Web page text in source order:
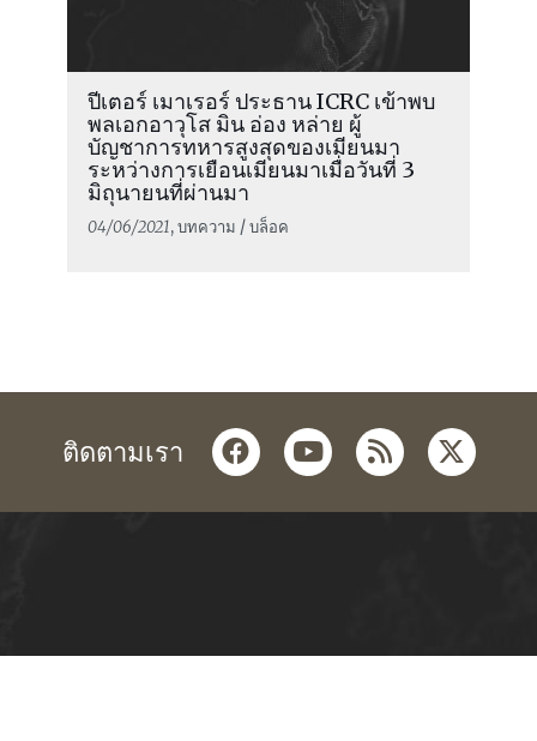
ปีเตอร์ เมาเรอร์ ประธาน ICRC เข้าพบ
พลเอกอาวุโส มิน อ่อง หล่าย ผู้
บัญชาการทหารสูงสุดของเมียนมา
ระหว่างการเยือนเมียนมาเมื่อวันที่ 3
มิถุนายนที่ผ่านมา
04/06/2021, บทความ / บล็อค
ติดตามเรา facebookyoutube
rss twitter